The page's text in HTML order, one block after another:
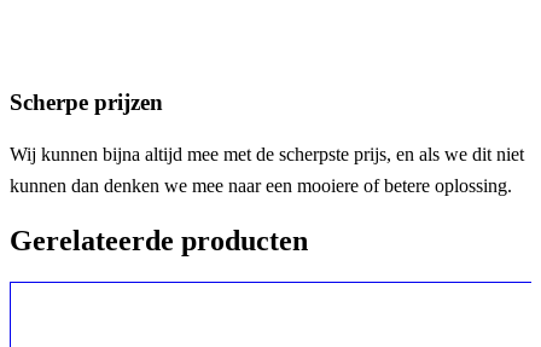
Scherpe prijzen
Wij kunnen bijna altijd mee met de scherpste prijs, en als we dit niet
kunnen dan denken we mee naar een mooiere of betere oplossing.
Gerelateerde producten